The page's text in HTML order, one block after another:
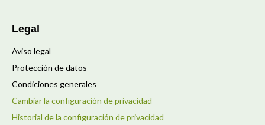
Legal
Aviso legal
Protección de datos
Condiciones generales
Cambiar la configuración de privacidad
Historial de la configuración de privacidad